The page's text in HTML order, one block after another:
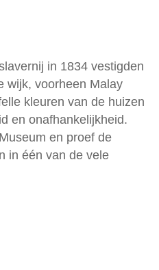
in 1834 vestigden
wijk, voorheen Malay
kleuren van de huizen
en onafhankelijkheid.
en proef de
in één van de vele